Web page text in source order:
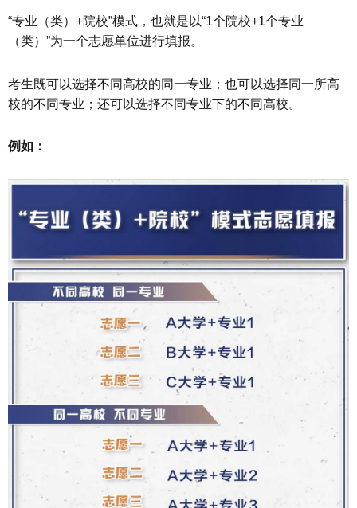
“专业（类）+院校”模式，也就是以“1个院校+1个专业
（类）”为一个志愿单位进行填报。
考生既可以选择不同高校的同一专业；也可以选择同一所高
校的不同专业；还可以选择不同专业下的不同高校。
例如：